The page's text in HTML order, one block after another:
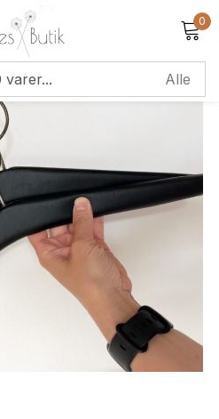
0
ind
Glemt adgangskode?
ind